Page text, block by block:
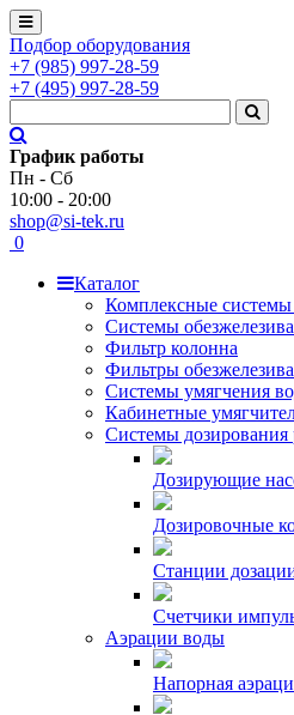
Подбор оборудования
+7 (985) 997-28-59
+7 (495) 997-28-59
График работы
Пн - Сб
10:00 - 20:00
shop@si-tek.ru
0
Каталог
Комплексные системы
Системы
Фильтр колонна
Фильтры
Системы умягчения
Кабинетные
Системы дозирования
Дозирующие
Дозировочные
Станции
Счетчики
Аэрации воды
Напорная